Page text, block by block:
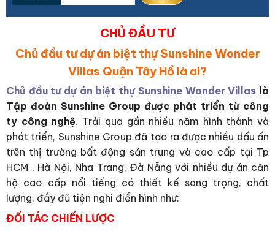
CHỦ ĐẦU TƯ
Chủ đầu tư dự án biệt thự Sunshine Wonder
Villas Quận Tây Hồ là ai?
Chủ đầu tư dự án biệt thự Sunshine Wonder Villas là
Tập đoàn Sunshine Group được phát triển từ công
ty công nghệ. Trải qua gần nhiều năm hình thành và
phát triển, Sunshine Group đã tạo ra được nhiều dấu ấn
trên thị trường bất động sản trung và cao cấp tại Tp
HCM , Hà Nội, Nha Trang, Đà Nẵng với nhiều dự án căn
hộ cao cấp nổi tiếng có thiết kế sang trọng, chất
lượng, đầy đủ tiện nghi điển hình như:
ĐỐI TÁC CHIẾN LƯỢC